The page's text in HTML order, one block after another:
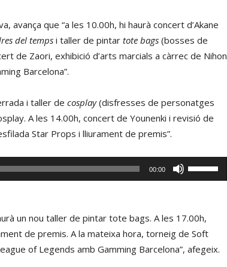
avança que “a les 10.00h, hi haurà concert d’Akane
del temps i taller de pintar tote bags (bosses de
de Zaori, exhibició d’arts marcials a càrrec de Nihon
Barcelona”.
i taller de cosplay(disfresses de personatges
A les 14.00h, concert de Younenki i revisió de
Star Props i lliurament de premis”.
00:00
servir
cap
un nou taller de pintar tote bags. A les 17.00h,
de premis. A la mateixa hora, torneig de Soft
of Legends amb Gamming Barcelona”, afegeix.